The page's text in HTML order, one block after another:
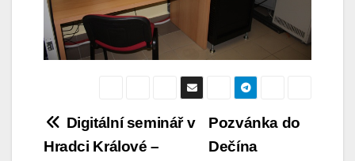
Navigace
Pozvánka do
Dečína
Digitální seminář v
Hradci Králové –